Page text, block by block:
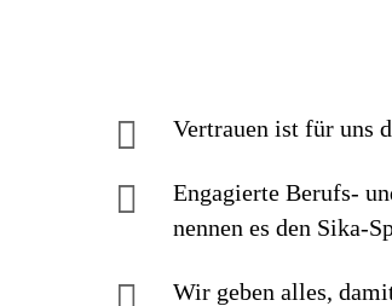
Vertrauen ist für uns
Engagierte Berufs-
nennen es den Sika-
Wir geben alles,